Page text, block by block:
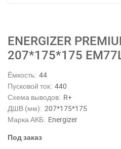
ENERGIZER
207*175*175
Ёмкость: 44
Пусковой ток: 440
Схема выводов: R+
ДШВ (мм): 207*175*175
Марка АКБ: Energizer
Под заказ